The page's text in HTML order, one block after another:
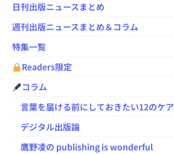
日刊出版ニュースまとめ
週刊出版ニュースまとめ＆コラム
特集一覧
Readers限定
コラム
言葉を届ける前にしておきたい12のケア
デジタル出版論
鷹野凌の publishing is wonderful